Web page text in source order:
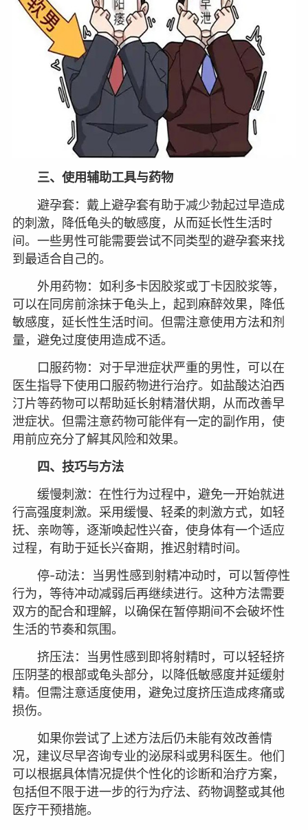
三、使用辅助工具与药物
避孕套：戴上避孕套有助于减少勃起过早造成
的刺激，降低龟头的敏感度，从而延长性生活时
间。一些男性可能需要尝试不同类型的避孕套来找
到最适合自己的。
外用药物：如利多卡因胶浆或丁卡因胶浆等，
可以在同房前涂抹于龟头上，起到麻醉效果，降低
敏感度，延长性生活时间。但需注意使用方法和剂
量，避免过度使用造成不适。
口服药物：对于早泄症状严重的男性，可以在
医生指导下使用口服药物进行治疗。如盐酸达泊西
汀片等药物可以帮助延长射精潜伏期，从而改善早
泄症状。但需注意药物可能伴有一定的副作用，使
用前应充分了解其风险和效果。
四、技巧与方法
缓慢刺激：在性行为过程中，避免一开始就进
行高强度刺激。采用缓慢、轻柔的刺激方式，如轻
抚、亲吻等，逐渐唤起性兴奋，使身体有一个适应
过程，有助于延长兴奋期，推迟射精时间。
停-动法：当男性感到射精冲动时，可以暂停性
行为，等待冲动减弱后再继续进行。这种方法需要
双方的配合和理解，以确保在暂停期间不会破坏性
生活的节奏和氛围。
挤压法：当男性感到即将射精时，可以轻轻挤
压阴茎的根部或龟头部分，以降低敏感度并延缓射
精。但需注意适度使用，避免过度挤压造成疼痛或
损伤。
如果你尝试了上述方法后仍未能有效改善情
况，建议尽早咨询专业的泌尿科或男科医生。他们
可以根据具体情况提供个性化的诊断和治疗方案，
包括但不限于进一步的行为疗法、药物调整或其他
医疗干预措施。